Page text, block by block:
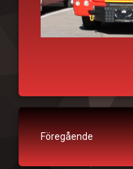
Fortsätt läsa
Föregående